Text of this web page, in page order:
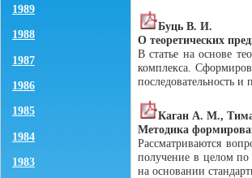
1989
1988
1987
1986
1985
1984
1983
Буць В. И.
О теоретических
В статье на основе
комплекса.
последовательность и
Каган А. М.,
Методика
Рассматриваются
получение в целом по
на основании